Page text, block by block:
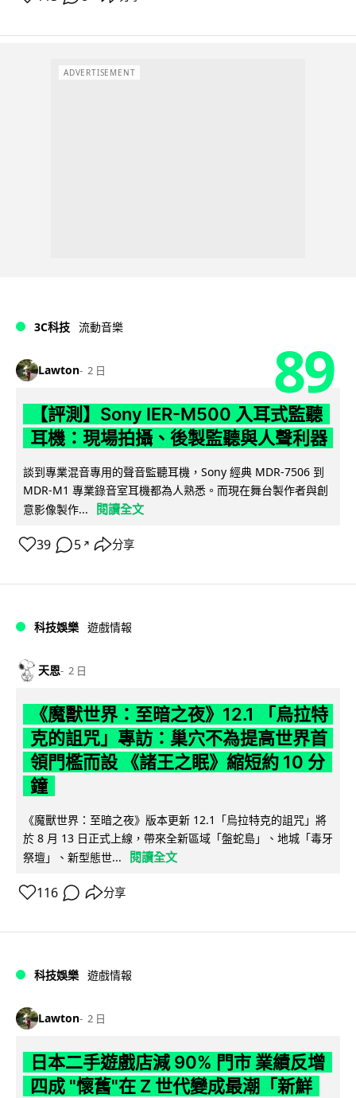
ADVERTISEMENT
3C科技 流動音樂
Lawton 2 日 89
【評測】Sony IER-M500 入耳式監聽
耳機：現場拍攝、後製監聽與人聲利器
談到專業混音專用的聲音監聽耳機，Sony 經典 MDR-7506 到
MDR-M1 專業錄音室耳機都為人熟悉。而現在舞台製作者與創
意影像製作...
閱讀全文
39 5 ↗ 分享
科技娛樂 遊戲情報
天恩 2 日
《魔獸世界：至暗之夜》12.1 「烏拉特
克的詛咒」專訪：巢穴不為提高世界首
領門檻而設 《諸王之眠》縮短約 10 分
鐘
《魔獸世界：至暗之夜》版本更新 12.1「烏拉特克的詛咒」將
於 8 月 13 日正式上線，帶來全新區域「盤蛇島」、地城「毒牙
祭壇」、新型態世...
閱讀全文
116 分享
科技娛樂 遊戲情報
Lawton 2 日
日本二手遊戲店減 90% 門市 業績反增
四成 "懷舊"在 Z 世代變成最潮「新鮮